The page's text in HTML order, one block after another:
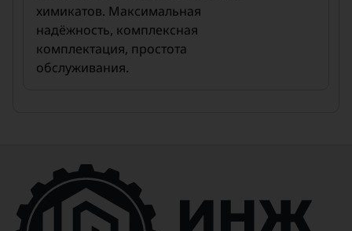
химикатов. Максимальная
надёжность, комплексная
комплектация, простота
обслуживания.